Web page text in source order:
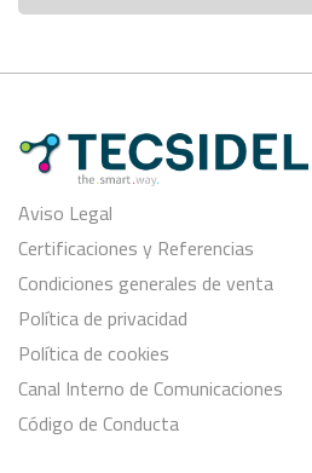
Aviso Legal
Certificaciones y Referencias
Condiciones generales de venta
Política de privacidad
Política de cookies
Canal Interno de Comunicaciones
Código de Conducta